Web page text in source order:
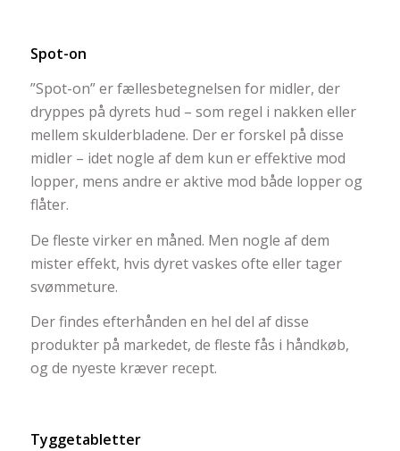
Spot-on
”Spot-on” er fællesbetegnelsen for midler, der
dryppes på dyrets hud – som regel i nakken eller
mellem skulderbladene. Der er forskel på disse
midler – idet nogle af dem kun er effektive mod
lopper, mens andre er aktive mod både lopper og
flåter.
De fleste virker en måned. Men nogle af dem
mister effekt, hvis dyret vaskes ofte eller tager
svømmeture.
Der findes efterhånden en hel del af disse
produkter på markedet, de fleste fås i håndkøb,
og de nyeste kræver recept.
Tyggetabletter